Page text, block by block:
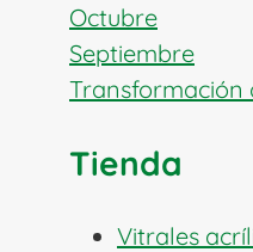
Octubre
Septiembre
Transformación
Tienda
Vitrales